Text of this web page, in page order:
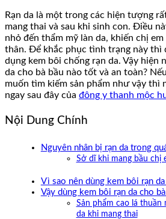
Rạn da là một trong các hiện tượng
mang thai và sau khi sinh con. Điều
nhỏ đến thẩm mỹ làn da, khiến chị
thân. Để khắc phục tình trạng này thì
dụng kem bôi chống rạn da. Vậy hiện
da cho bà bầu nào tốt và an toàn?
muốn tìm kiếm sản phẩm như vậy thì
ngay sau đây của đông y thanh mộc
Nội Dung Chính
Nguyên nhân bị rạn da trong
Sở dĩ khi mang bầu chị
Vì sao nên dùng kem bôi rạn
Vậy dùng kem bôi rạn da cho
Sản phẩm cao lá
da khi mang thai